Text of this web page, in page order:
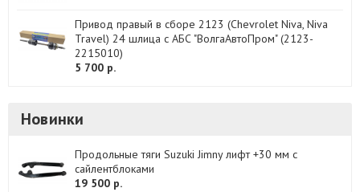
Привод правый в сборе 2123 (Chevrolet Niva, Niva
Travel) 24 шлица с АБС "ВолгаАвтоПром" (2123-
2215010)
5 700 р.
Новинки
Продольные тяги Suzuki Jimny лифт +30 мм с
сайлентблоками
19 500 р.